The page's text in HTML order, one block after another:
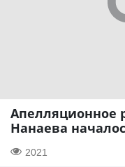
Апелляционное
Нанаева
2021